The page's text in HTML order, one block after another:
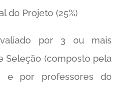
do Projeto (25%)
por 3 ou mais
Seleção (composto pela
e por professores do